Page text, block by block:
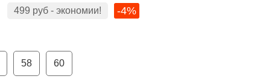
499 руб - экономии! -4%
58 60